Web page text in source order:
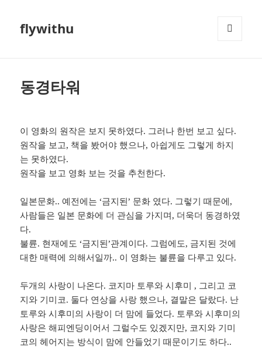
flywithu
동경타워
이 영화의 원작은 보지 못하였다. 그러나 한번 보고 싶다.
원작을 보고, 책을 봤어야 했으나, 아쉽게도 그렇게 하지
는 못하였다.
원작을 보고 영화 보는 것을 추천한다.
일본문화.. 예전에는 ‘금지된’ 문화 였다. 그렇기 때문에,
사람들은 일본 문화에 더 관심을 가지며, 더욱더 동경하였
다.
불륜. 현재에도 ‘금지된’관계이다. 그럼에도, 금지된 것에
대한 매력에 의해서일까.. 이 영화는 불륜을 다루고 있다.
두개의 사랑이 나온다. 코지마 토루와 시후미 , 그리고 코
지와 기미코. 둘다 연상을 사랑 했으나, 결말은 달랐다. 난
토루와 시후미의 사랑이 더 맘에 들었다. 토루와 시후미의
사랑은 해피엔딩이어서 그럴수도 있겠지만, 코지와 기미
코의 헤어지는 방식이 맘에 안들었기 때문이기도 하다..